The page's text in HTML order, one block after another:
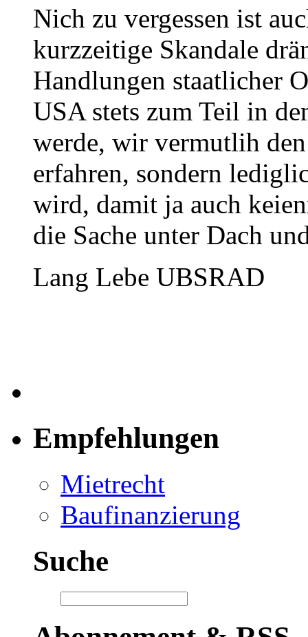
Nich zu vergessen ist
kurzzeitige Skandale
Handlungen staatlicher
USA stets zum Teil in
werde, wir vermutlih
erfahren, sondern
wird, damit ja auch
die Sache unter Dach
Lang Lebe UBSRAD
Empfehlungen
Mietrecht
Baufinanzierung
Suche